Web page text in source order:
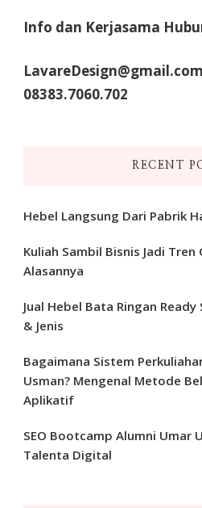
Info dan Kerjasama
08383.7060.702
RECENT
Hebel Langsung Dari Pabrik
Kuliah Sambil Bisnis Jadi Tren
Alasannya
Jual Hebel Bata Ringan
& Jenis
Bagaimana Sistem
Usman? Mengenal Metode
Aplikatif
SEO Bootcamp Alumni Umar
Talenta Digital